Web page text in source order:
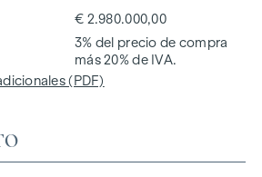
€ 2.980.000,00
3% del precio de compra
más 20% de IVA.
(PDF)